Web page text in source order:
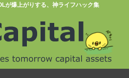
が爆上がりする、神ライフハック集